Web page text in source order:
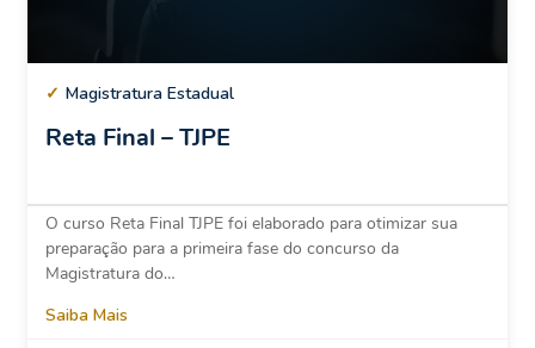
✓ Magistratura Estadual
Reta Final – TJPE
O curso Reta Final TJPE foi elaborado para otimizar sua
preparação para a primeira fase do concurso da
Magistratura do…
Saiba Mais